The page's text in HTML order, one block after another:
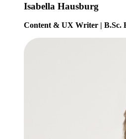
Isabella Hausburg
Content & UX Writer | B.Sc.